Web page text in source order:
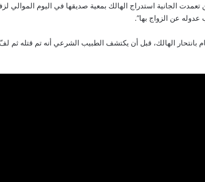
تعمدت الجانية استدراج الهالك بمعية صديقها في اليوم الموالي
عدوله عن الزواج بها”.
بانتحار الهالك، قبل أن يكتشف الطبيب الشرعي أنه تم قتله ثم